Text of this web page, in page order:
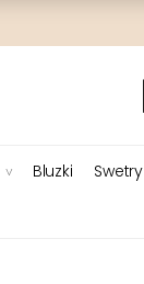
Bluzki Swetry